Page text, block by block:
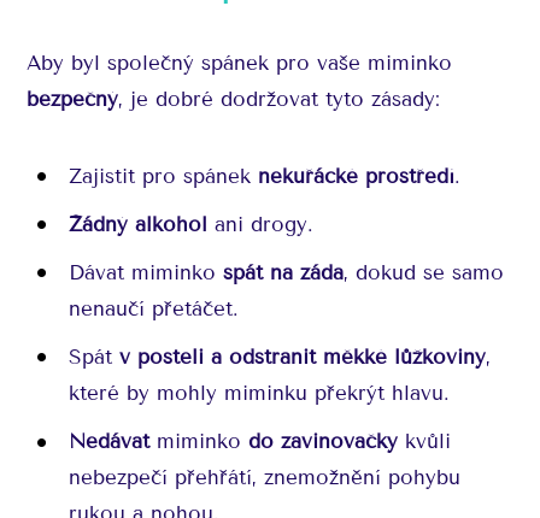
Aby byl společný spánek pro vaše miminko
bezpečný, je dobré dodržovat tyto zásady:
Zajistit pro spánek nekuřácké prostředí.
Žádný alkohol ani drogy.
Dávat miminkospát na záda, dokud se samo
nenaučí přetáčet.
Spátv posteli a odstranit měkké lůžkoviny,
které by mohly miminku překrýt hlavu.
Nedávatmiminkodo zavinovačky kvůli
nebezpečí přehřátí, znemožnění pohybu